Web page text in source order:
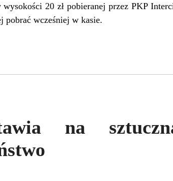
20 zł pobieranej przez PKP
pobrać wcześniej w kasie.
na